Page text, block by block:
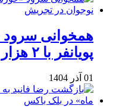
همخوانی
پویانفر با ۲ هزار نوجوان در تجریش
01 آذر 1404